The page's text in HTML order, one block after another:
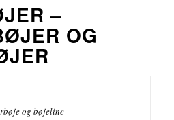
–
OG
og bøjeline